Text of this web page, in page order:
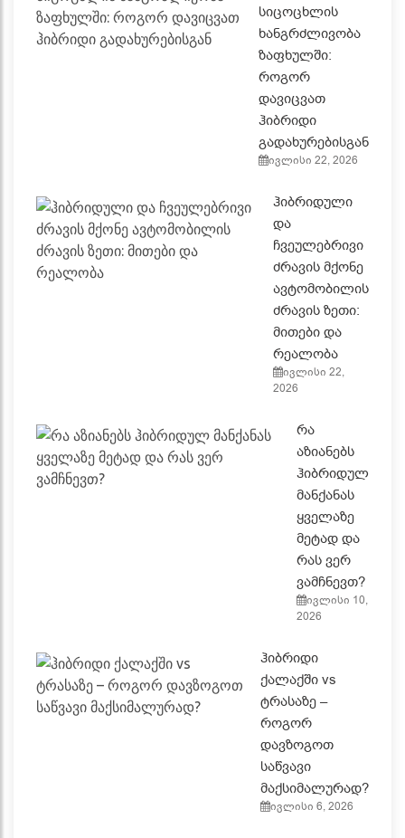
სიცოცხლის
ხანგრძლივობა
ზაფხულში:
როგორ
დავიცვათ
ჰიბრიდი
გადახურებისგან
ივლისი 22, 2026
ჰიბრიდული
და
ჩვეულებრივი
ძრავის მქონე
ავტომობილის
ძრავის ზეთი:
მითები და
რეალობა
ივლისი 22,
2026
რა
აზიანებს
ჰიბრიდულ
მანქანას
ყველაზე
მეტად და
რას ვერ
ვამჩნევთ?
ივლისი 10,
2026
ჰიბრიდი
ქალაქში vs
ტრასაზე –
როგორ
დავზოგოთ
საწვავი
მაქსიმალურად?
ივლისი 6, 2026